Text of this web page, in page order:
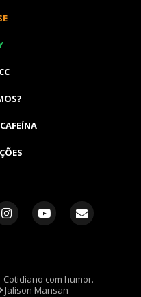
com humor.
Jalison Mansan